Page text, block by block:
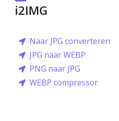
i2IMG
Naar JPG converteren
JPG naar WEBP
PNG naar JPG
WEBP compressor